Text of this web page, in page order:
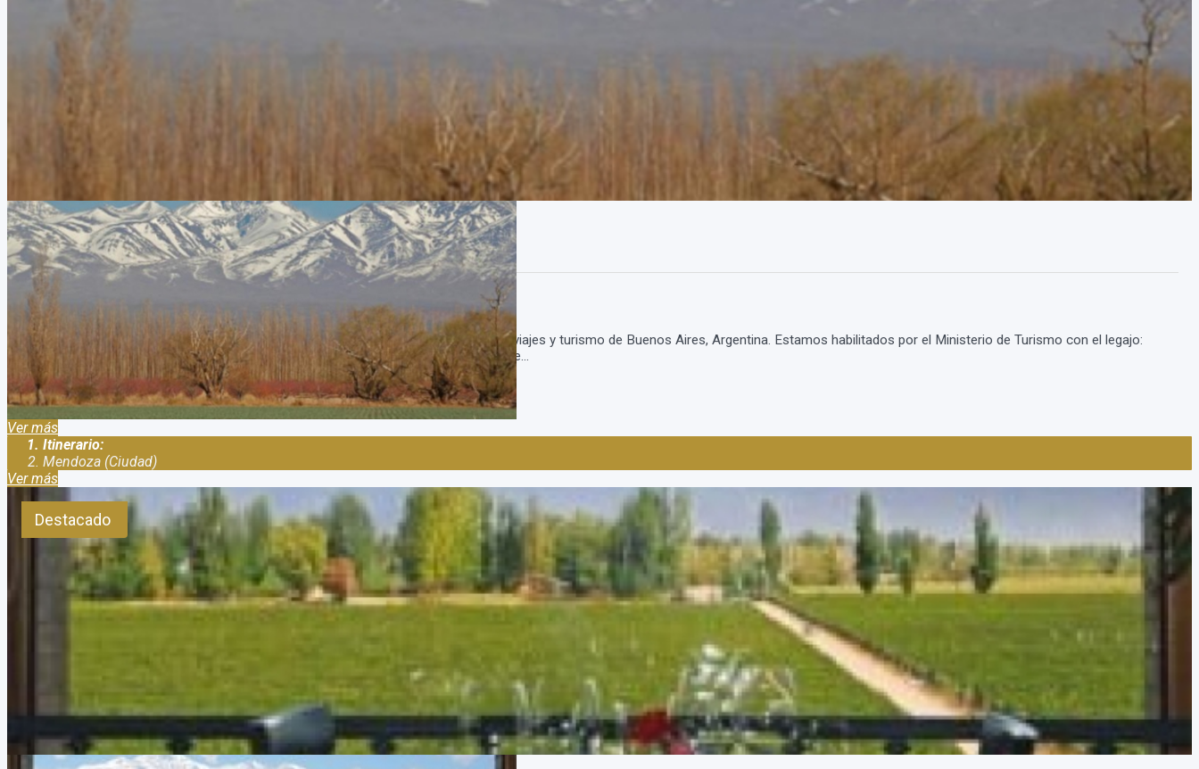
Paquete a Mendoza 2021
Duración:
Días
Paquete a Mendoza 2021 Por que reservar con nosotros ? Somos una agencia de viajes y turismo de Buenos Aires, Argentina. Estamos habilitados por el Ministerio de Turismo con el legajo:
15.785 disp. 86/2014. Especialista en viajes a Mendoza. Paquete a Mendoza Incluye...
Ver más
Itinerario:
Mendoza (Ciudad)
Ver más
Destacado